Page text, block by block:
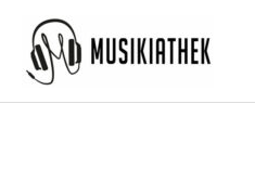
Inhalt
springen